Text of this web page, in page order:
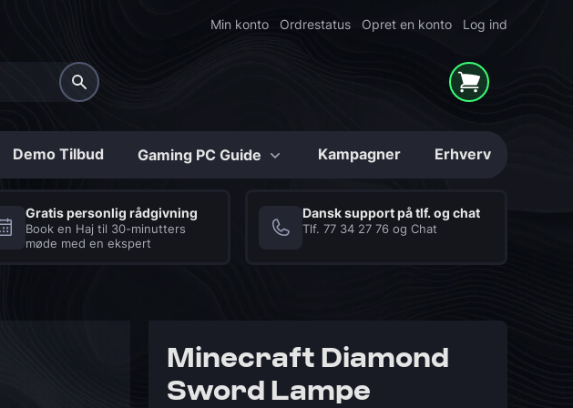
Min konto Ordrestatus Opret en konto Log ind
Tilbehør
Laptops
Hukommelse (RAM) Kabinetter
Demo Tilbud Gaming PC Guide Kampagner Erhverv
Gratis personlig rådgivning
Book en Haj til 30-minutters
møde med en ekspert
Dansk support på tlf. og chat
Tlf. 77 34 27 76 og Chat
Minecraft Diamond
Sword Lampe